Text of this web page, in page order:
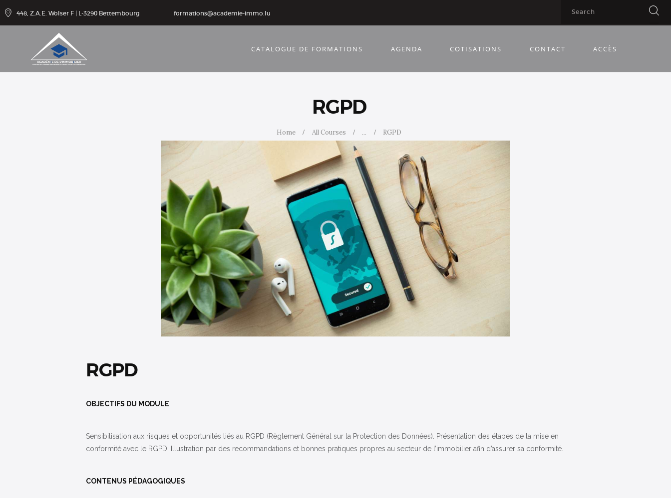
448, Z.A.E. Wolser F | L-3290 Bettembourg formations@academie-immo.lu
CATALOGUE DE FORMATIONS AGENDA COTISATIONS CONTACT ACCÈS
RGPD
Home All Courses ... RGPD
Catalogu
e de
formatio
ns
RGPD
OBJECTIFS DU MODULE
Sensibilisation aux risques et opportunités liés au RGPD (Règlement Général sur la Protection des Données). Présentation des étapes de la mise en
conformité avec le RGPD. Illustration par des recommandations et bonnes pratiques propres au secteur de l’immobilier afin d’assurer sa conformité.
CONTENUS PÉDAGOGIQUES